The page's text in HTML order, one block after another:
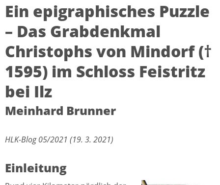
Ein epigraphisches Puzzle
– Das Grabdenkmal
Christophs von Mindorf (†
1595) im Schloss Feistritz
bei Ilz
Meinhard Brunner
HLK-Blog 05/2021 (19. 3. 2021)
Einleitung